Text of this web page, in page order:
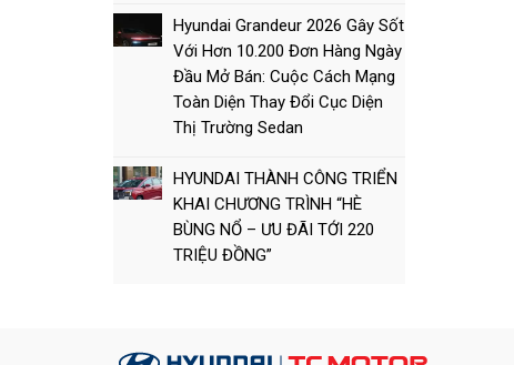
Hyundai Grandeur 2026 Gây Sốt
Với Hơn 10.200 Đơn Hàng Ngày
Đầu Mở Bán: Cuộc Cách Mạng
Toàn Diện Thay Đổi Cục Diện
Thị Trường Sedan
HYUNDAI THÀNH CÔNG TRIỂN
KHAI CHƯƠNG TRÌNH “HÈ
BÙNG NỔ – ƯU ĐÃI TỚI 220
TRIỆU ĐỒNG”